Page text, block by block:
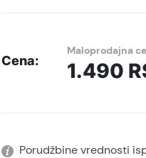
Cena:
Maloprodajna
1.490
Porudžbine vrednosti